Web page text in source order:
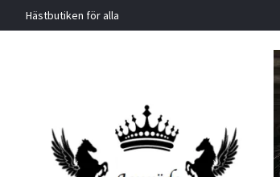
Hästbutiken för alla